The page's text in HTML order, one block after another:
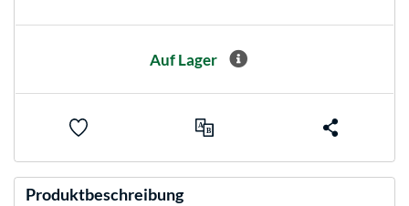
Auf Lager
Produktbeschreibung